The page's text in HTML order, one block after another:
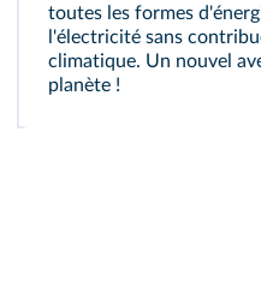
toutes les formes
l'électricité sans
climatique. Un nouvel
planète !